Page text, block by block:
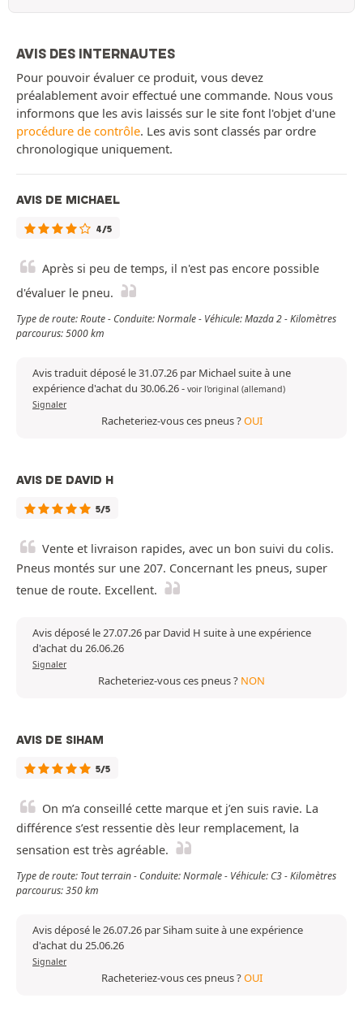
AVIS DES INTERNAUTES
Pour pouvoir évaluer ce produit, vous devez
préalablement avoir effectué une commande. Nous vous
informons que les avis laissés sur le site font l'objet d'une
procédure de contrôle. Les avis sont classés par ordre
chronologique uniquement.
AVIS DE MICHAEL
4/5
Après si peu de temps, il n'est pas encore possible
d'évaluer le pneu.
Type de route: Route - Conduite: Normale - Véhicule: Mazda 2 - Kilomètres
parcourus: 5000 km
Avis traduit déposé le 31.07.26 par Michael suite à une
expérience d'achat du 30.06.26- voir l'original (allemand)
Signaler
Racheteriez-vous ces pneus ?OUI
AVIS DE DAVID H
5/5
Vente et livraison rapides, avec un bon suivi du colis.
Pneus montés sur une 207. Concernant les pneus, super
tenue de route. Excellent.
Avis déposé le 27.07.26 par David H suite à une expérience
d'achat du 26.06.26
Signaler
Racheteriez-vous ces pneus ? NON
AVIS DE SIHAM
5/5
On m’a conseillé cette marque et j’en suis ravie. La
différence s’est ressentie dès leur remplacement, la
sensation est très agréable.
Type de route: Tout terrain - Conduite: Normale - Véhicule: C3 - Kilomètres
parcourus: 350 km
Avis déposé le 26.07.26 par Siham suite à une expérience
d'achat du 25.06.26
Signaler
Racheteriez-vous ces pneus ?OUI